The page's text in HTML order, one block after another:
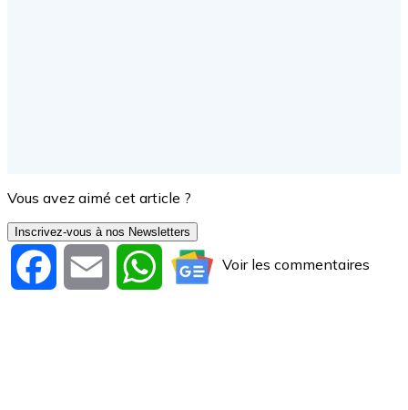
Vous avez aimé cet article ?
Inscrivez-vous à nos Newsletters
Facebook Email WhatsAppVoir les commentaires